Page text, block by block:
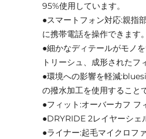
95%使用しています。
●スマートフォン対応:親指
に携帯電話を操作できます。
●細かなディテールがモノ
トリーシュ、成形されたフ
●環境への影響を軽減
の撥水加工を使用すること
●フィット:オーバーカフ フ
●DRYRIDE 2レイヤーシェ
●ライナー:起毛マイクロフ